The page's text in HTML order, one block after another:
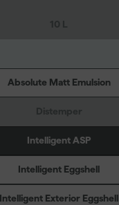
Absolute Matt Emulsion
Intelligent ASP
Intelligent Eggshell
Intelligent Exterior Eggshell